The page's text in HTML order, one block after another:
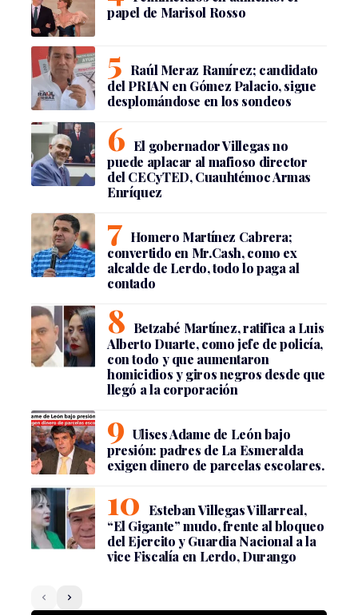
papel de Marisol Rosso
Raúl Meraz Ramírez; candidato
del PRIAN en Gómez Palacio, sigue
desplomándose en los sondeos
El gobernador Villegas no
puede aplacar al mafioso director
del CECyTED, Cuauhtémoc Armas
Enríquez
Homero Martínez Cabrera;
convertido en Mr.Cash, como ex
alcalde de Lerdo, todo lo paga al
contado
Betzabé Martínez, ratifica a Luis
Alberto Duarte, como jefe de policía,
con todo y que aumentaron
homicidios y giros negros desde que
llegó a la corporación
Ulises Adame de León bajo
presión: padres de La Esmeralda
exigen dinero de parcelas escolares.
Esteban Villegas Villarreal,
“El Gigante” mudo, frente al bloqueo
del Ejercito y Guardia Nacional a la
vice Fiscalía en Lerdo, Durango